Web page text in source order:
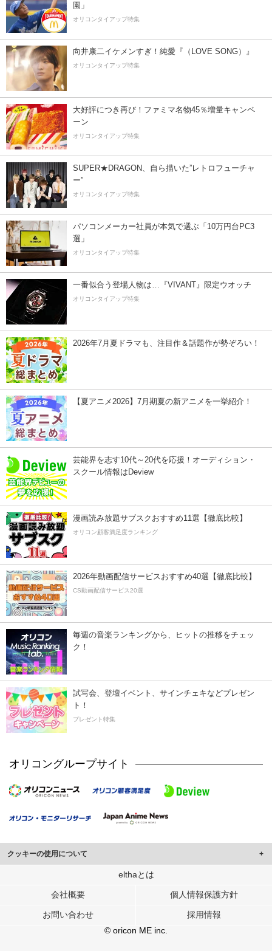
園」
オリコンタイアップ特集
向井康二イケメンすぎ！純愛『（LOVE SONG）』
オリコンタイアップ特集
大好評につき再び！ファミマ名物45％増量キャンペ
ーン
オリコンタイアップ特集
SUPER★DRAGON、自ら描いた”レトロフューチャ
ー”
オリコンタイアップ特集
パソコンメーカー社員が本気で選ぶ「10万円台PC3
選」
オリコンタイアップ特集
一番似合う登場人物は…『VIVANT』限定ウオッチ
オリコンタイアップ特集
2026年7月夏ドラマも、注目作＆話題作が勢ぞろい！
【夏アニメ2026】7月期夏の新アニメを一挙紹介！
芸能界を志す10代～20代を応援！オーディション・
スクール情報はDeview
漫画読み放題サブスクおすすめ11選【徹底比較】
オリコン顧客満足度ランキング
2026年動画配信サービスおすすめ40選【徹底比較】
CS動画配信サービス20選
毎週の音楽ランキングから、ヒットの推移をチェッ
ク！
試写会、登壇イベント、サインチェキなどプレゼン
ト！
プレゼント特集
オリコングループサイト
クッキーの使用について
このサイトでは Cookie を使用して、ユーザーに合わせたコンテンツや広告の
行っています。
メディアや広告配信、データ解析の各パートナーに提供しています。
各パートナーは、この情報とユーザーが各パートナーに提供した他の情報や、
ユーザーが各パートナーのサービスを使用したときに収集した他の情報を組み
elthaとは
会社概要 個人情報保護方針
お問い合わせ
採用情報
© oricon ME inc.